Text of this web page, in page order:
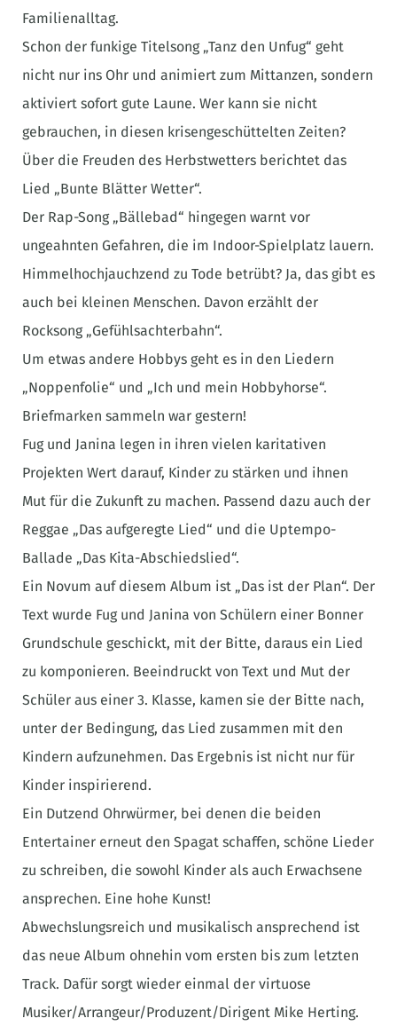
Familienalltag.
Schon der funkige Titelsong „Tanz den Unfug“ geht
nicht nur ins Ohr und animiert zum Mittanzen, sondern
aktiviert sofort gute Laune. Wer kann sie nicht
gebrauchen, in diesen krisengeschüttelten Zeiten?
Über die Freuden des Herbstwetters berichtet das
Lied „Bunte Blätter Wetter“.
Der Rap-Song „Bällebad“ hingegen warnt vor
ungeahnten Gefahren, die im Indoor-Spielplatz lauern.
Himmelhochjauchzend zu Tode betrübt? Ja, das gibt es
auch bei kleinen Menschen. Davon erzählt der
Rocksong „Gefühlsachterbahn“.
Um etwas andere Hobbys geht es in den Liedern
„Noppenfolie“ und „Ich und mein Hobbyhorse“.
Briefmarken sammeln war gestern!
Fug und Janina legen in ihren vielen karitativen
Projekten Wert darauf, Kinder zu stärken und ihnen
Mut für die Zukunft zu machen. Passend dazu auch der
Reggae „Das aufgeregte Lied“ und die Uptempo-
Ballade „Das Kita-Abschiedslied“.
Ein Novum auf diesem Album ist „Das ist der Plan“. Der
Text wurde Fug und Janina von Schülern einer Bonner
Grundschule geschickt, mit der Bitte, daraus ein Lied
zu komponieren. Beeindruckt von Text und Mut der
Schüler aus einer 3. Klasse, kamen sie der Bitte nach,
unter der Bedingung, das Lied zusammen mit den
Kindern aufzunehmen. Das Ergebnis ist nicht nur für
Kinder inspirierend.
Ein Dutzend Ohrwürmer, bei denen die beiden
Entertainer erneut den Spagat schaffen, schöne Lieder
zu schreiben, die sowohl Kinder als auch Erwachsene
ansprechen. Eine hohe Kunst!
Abwechslungsreich und musikalisch ansprechend ist
das neue Album ohnehin vom ersten bis zum letzten
Track. Dafür sorgt wieder einmal der virtuose
Musiker/Arrangeur/Produzent/Dirigent Mike Herting.